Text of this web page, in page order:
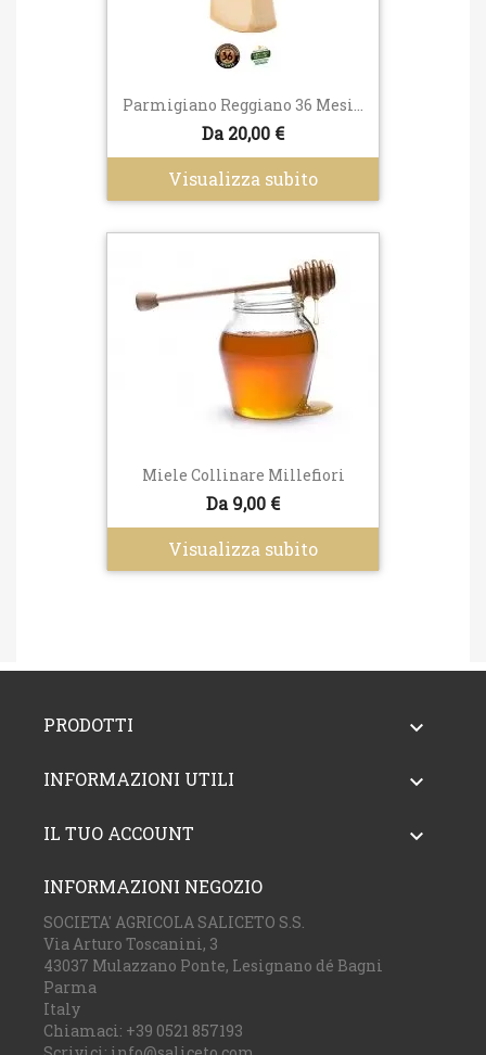
Parmigiano Reggiano 36 Mesi...
Da 20,00 €
Visualizza subito
Miele Collinare Millefiori
Da 9,00 €
Visualizza subito
PRODOTTI 
INFORMAZIONI UTILI 
IL TUO ACCOUNT 
INFORMAZIONI NEGOZIO
SOCIETA' AGRICOLA SALICETO S.S.
Via Arturo Toscanini, 3
43037 Mulazzano Ponte, Lesignano dé Bagni
Parma
Italy
Chiamaci: +39 0521 857193